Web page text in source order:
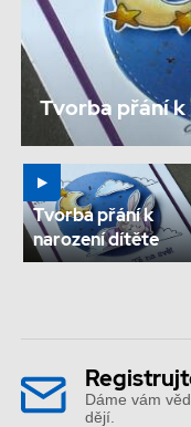
Tvorba přání
Tvorba přání k
narození dítěte
Dáme vám
dějí.